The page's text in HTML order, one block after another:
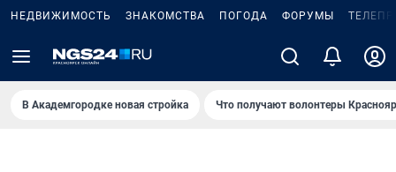
НЕДВИЖИМОСТЬ ЗНАКОМСТВА ПОГОДА ФОРУМЫ
В Академгородке новая стройка Что получают волонтеры